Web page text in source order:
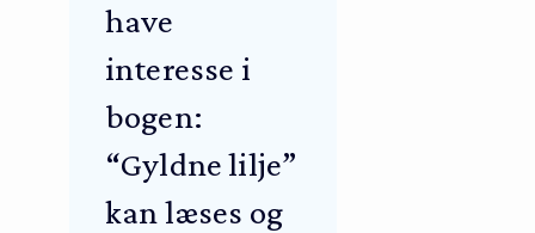
have
interesse i
bogen:
“Gyldne lilje”
kan læses og